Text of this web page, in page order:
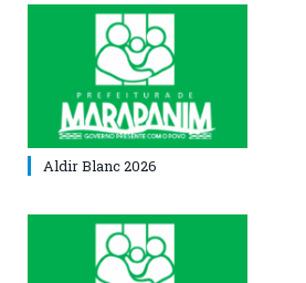
Aldir Blanc 2026